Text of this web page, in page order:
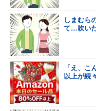
しまむら
て…吹い
「え、
以上が続